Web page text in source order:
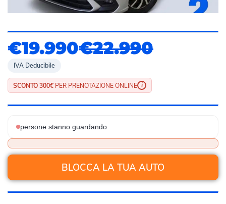
€19.990€22.990
IVA Deducibile
SCONTO 300€ PER PRENOTAZIONE ONLINE i
persone stanno guardando
BLOCCA LA TUA AUTO